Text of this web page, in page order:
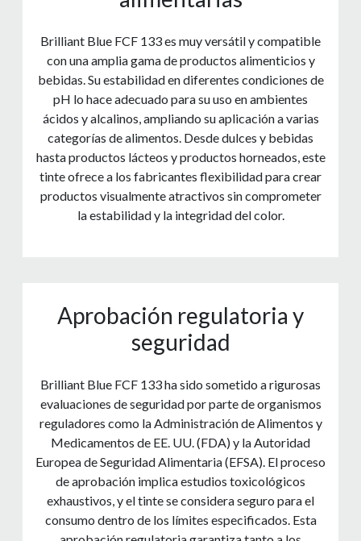
Brilliant Blue FCF 133 es muy versátil y compatible
con una amplia gama de productos alimenticios y
bebidas. Su estabilidad en diferentes condiciones de
pH lo hace adecuado para su uso en ambientes
ácidos y alcalinos, ampliando su aplicación a varias
categorías de alimentos. Desde dulces y bebidas
hasta productos lácteos y productos horneados, este
tinte ofrece a los fabricantes flexibilidad para crear
productos visualmente atractivos sin comprometer
la estabilidad y la integridad del color.
Aprobación regulatoria y
seguridad
Brilliant Blue FCF 133 ha sido sometido a rigurosas
evaluaciones de seguridad por parte de organismos
reguladores como la Administración de Alimentos y
Medicamentos de EE. UU. (FDA) y la Autoridad
Europea de Seguridad Alimentaria (EFSA). El proceso
de aprobación implica estudios toxicológicos
exhaustivos, y el tinte se considera seguro para el
consumo dentro de los límites especificados. Esta